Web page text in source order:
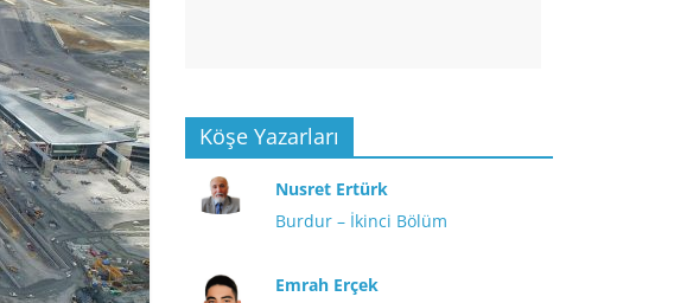
Köşe Yazarları
Nusret Ertürk
Burdur – İkinci Bölüm
Emrah Erçek